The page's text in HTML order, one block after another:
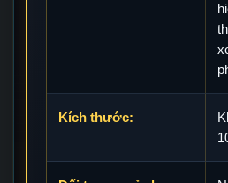
Kích thước: